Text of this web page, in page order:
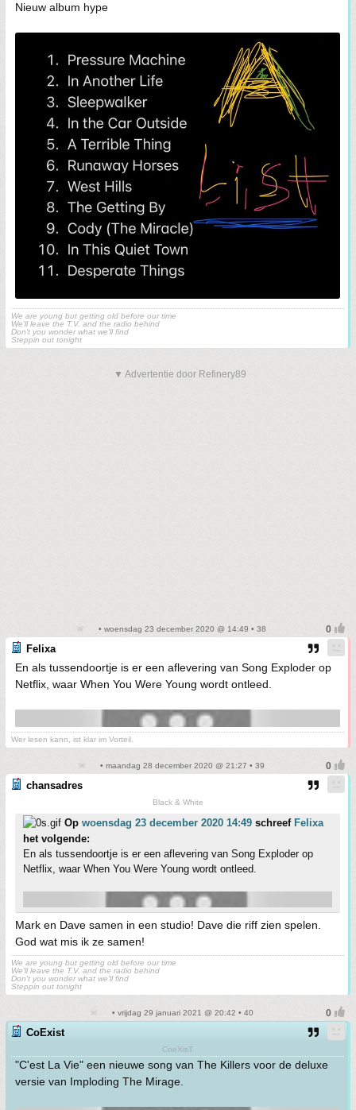
Nieuw album hype
We are young but getting old before our time
We'll leave the T.V. and the radio behind
Don't you wonder what we'll find
Steppin out tonight
▼ Advertentie door Refinery89
• woensdag 23 december 2020 @ 14:49 • 38
Felixa
En als tussendoortje is er een aflevering van Song Exploder op
Netflix, waar When You Were Young wordt ontleed.
Wer lesen kann, ist klar im Vorteil.
• maandag 28 december 2020 @ 21:27 • 39
chansadres
Black & White
Op woensdag 23 december 2020 14:49 schreef Felixa
het volgende:
En als tussendoortje is er een aflevering van Song Exploder op
Netflix, waar When You Were Young wordt ontleed.
Mark en Dave samen in een studio! Dave die riff zien spelen.
God wat mis ik ze samen!
We are young but getting old before our time
We'll leave the T.V. and the radio behind
Don't you wonder what we'll find
Steppin out tonight
• vrijdag 29 januari 2021 @ 20:42 • 40
CoExist
CoeXisT
"C'est La Vie" een nieuwe song van The Killers voor de deluxe
versie van Imploding The Mirage.